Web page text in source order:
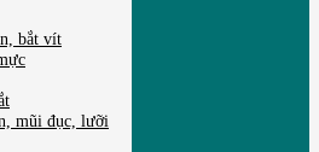
bắt vít
mũi đục, lưỡi